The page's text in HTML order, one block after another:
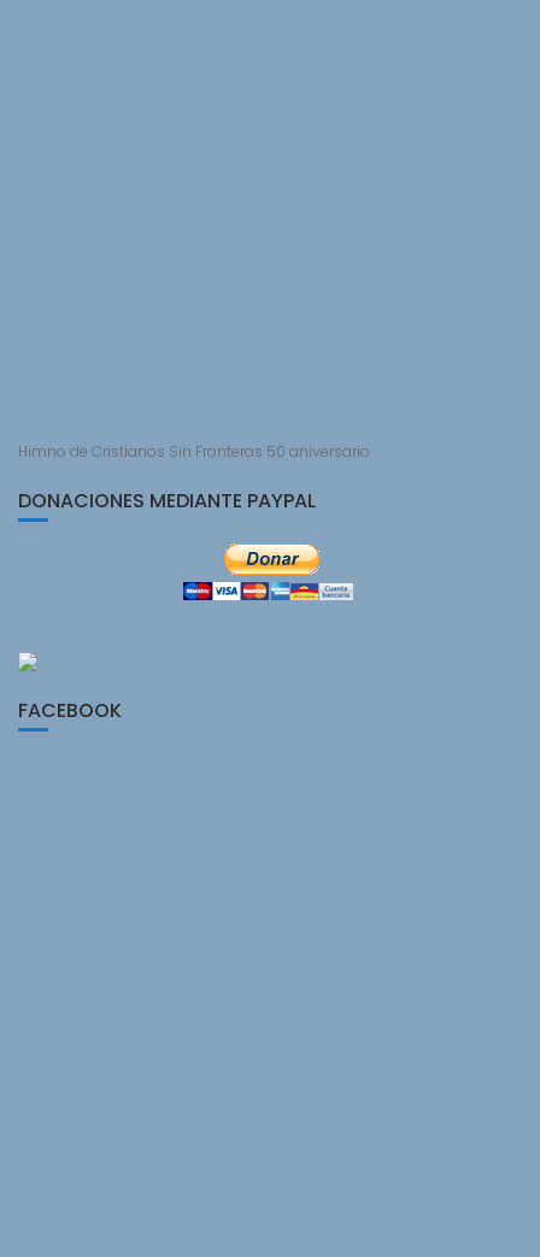
Himno de Cristianos Sin Fronteras 50 aniversario
DONACIONES MEDIANTE PAYPAL
FACEBOOK